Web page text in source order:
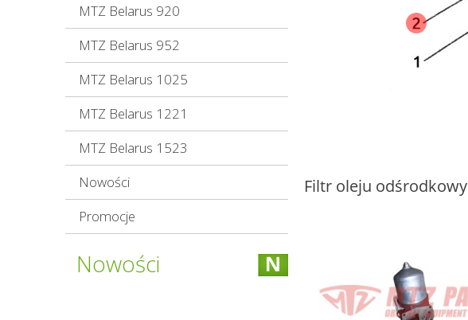
MTZ Belarus 920
MTZ Belarus 952
MTZ Belarus 1025
MTZ Belarus 1221
MTZ Belarus 1523
Nowości
Promocje
Nowości
Filtr oleju odśrodkowy